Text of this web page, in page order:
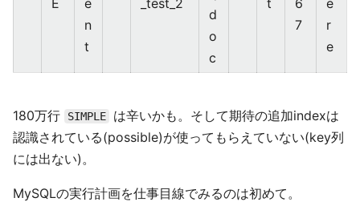
E
e
n
t
_test_2
d
o
c
t
6
7
e
r
e
180万行 SIMPLE
は辛いかも。そして期待の追加indexは
認識されている(possible)が使ってもらえていない(key列
には出ない)。
MySQLの実行計画を仕事目線でみるのは初めて。